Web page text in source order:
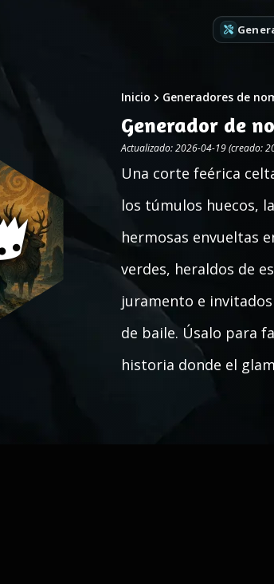
Inicio Generadores de
Generador de
Actualizado: 2026-04-19 (creado:
Una corte feérica
los túmulos huecos,
hermosas envueltas
verdes, heraldos de
juramento e
de baile. Úsalo para
historia donde el